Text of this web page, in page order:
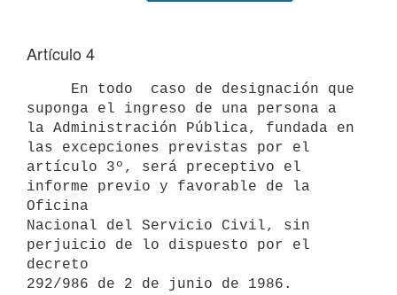
Artículo 4
suponga el ingreso de una persona a
la Administración Pública, fundada en
las excepciones previstas por el
artículo 3º, será preceptivo el
informe previo y favorable de la
Oficina
Nacional del Servicio Civil, sin
perjuicio de lo dispuesto por el
decreto